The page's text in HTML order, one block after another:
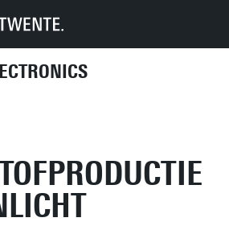
Disciplines & departments
met zonlicht